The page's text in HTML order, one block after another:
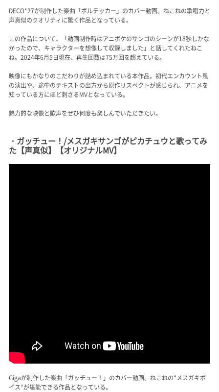
DECO*27が制作した楽曲「ボルテッカー」のカバー動画。ねこねの歌唱力と
声真似のクオリティに驚く作品となっている。
この作品について、「動画制作時はアニポケのサンゴのシーンが18秒しかな
かったので、キャラクターを想像して収録しました」と話してくれたねこ
ね。2024年6月5日現在、再生回数は75万回を超えている。
映像にもかなりのこだわりが詰め込まれている本作品。初代エンカウント風
の演出や、途中のテキストの出方から原作リスペクトが感じられ、アニメを
知っている方にほど刺さるMVとなっている。
魅力的な映像と歌声をぜひ何度も楽しんでいただきたい。
・ガッチュー！/メスガキサンゴがピカチュウと歌ってみ
た【声真似】【オリジナルMV】
Gigaが制作した楽曲「ガッチュー！」のカバー動画。ねこねの“メスガキボ
イス”が堪能できる作品となっている。